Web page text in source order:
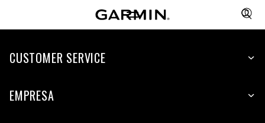
CUSTOMER SERVICE
EMPRESA